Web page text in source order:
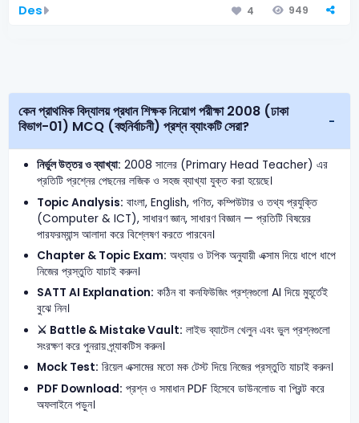
Des 4 949
কেন প্রাথমিক বিদ্যালয় প্রধান শিক্ষক নিয়োগ পরীক্ষা 2008 (ঢাকা
বিভাগ-01) MCQ (বহুনির্বাচনী) প্রশ্ন ব্যাংকটি সেরা?
নির্ভুল উত্তর ও ব্যাখ্যা: 2008 সালের (Primary Head Teacher) এর
প্রতিটি প্রশ্নের পেছনের লজিক ও সহজ ব্যাখ্যা যুক্ত করা হয়েছে।
Topic Analysis: বাংলা, English, গণিত, কম্পিউটার ও তথ্য প্রযুক্তি
(Computer & ICT), সাধারণ জ্ঞান, সাধারণ বিজ্ঞান — প্রতিটি বিষয়ের
পারফরম্যান্স আলাদা করে বিশ্লেষণ করতে পারবেন।
Chapter & Topic Exam: অধ্যায় ও টপিক অনুযায়ী এক্সাম দিয়ে ধাপে ধাপে
নিজের প্রস্তুতি যাচাই করুন।
SATT AI Explanation: কঠিন বা কনফিউজিং প্রশ্নগুলো AI দিয়ে মুহূর্তেই
বুঝে নিন।
⚔️ Battle & Mistake Vault: লাইভ ব্যাটেল খেলুন এবং ভুল প্রশ্নগুলো
সংরক্ষণ করে পুনরায় প্র্যাকটিস করুন।
Mock Test: রিয়েল এক্সামের মতো মক টেস্ট দিয়ে নিজের প্রস্তুতি যাচাই করুন।
PDF Download: প্রশ্ন ও সমাধান PDF হিসেবে ডাউনলোড বা প্রিন্ট করে
অফলাইনে পড়ুন।